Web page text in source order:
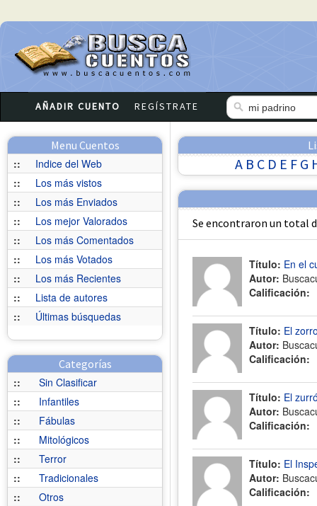
AÑADIR CUENTO REGÍSTRATE
Menu Cuentos
::
Indice del Web
::
Los más vistos
::
Los más Enviados
::
Los mejor Valorados
::
Los más Comentados
::
Los más Votados
::
Los más Recientes
::
Lista de autores
::
Últimas búsquedas
Categorías
::
Sin Clasificar
::
Infantiles
::
Fábulas
::
Mitológicos
::
Terror
::
Tradicionales
::
Otros
A B C D E F G
Se encontraron un total
Título: En el
Autor:
Calificación:
Título: El
Autor:
Calificación:
Título: El
Autor:
Calificación:
Título: El
Autor:
Calificación: